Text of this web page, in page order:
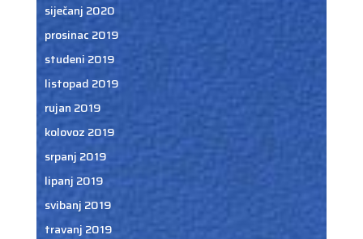
siječanj 2020
prosinac 2019
studeni 2019
listopad 2019
rujan 2019
kolovoz 2019
srpanj 2019
lipanj 2019
svibanj 2019
travanj 2019